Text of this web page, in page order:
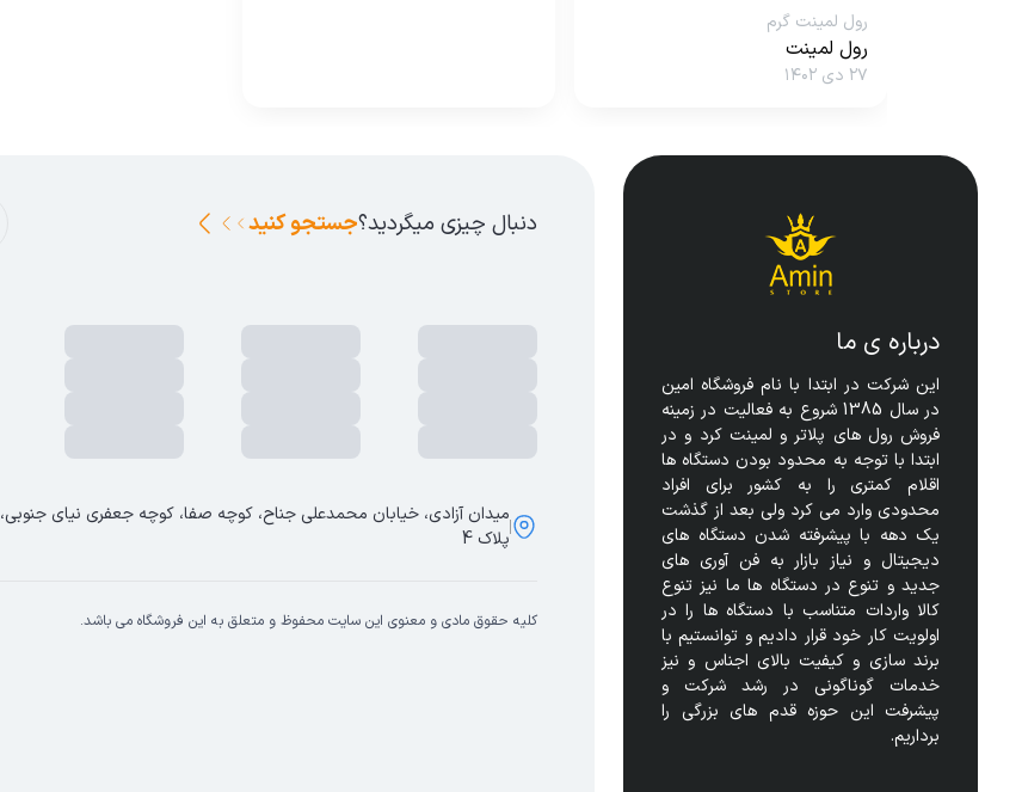
رول لمینت گرم
رول لمینت
۲۷ دی ۱۴۰۲
درباره ی ما
برداریم.
دنبال چیزی میگردید؟جستجو کنید
میدان آزادی، خیابان محمدعلی جناح، کوچه صفا، کوچه جعفری نیای جنوبی،
پلاک 4
کلیه حقوق مادی و معنوی این سایت محفوظ و متعلق به این فروشگاه می باشد.